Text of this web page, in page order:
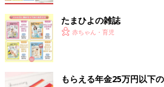
です。
決して完璧ではなくても良いので、子
て、会話の頻度をできるだけ増やして
「おかあさんには性の話をしてもいい
たまひよの雑誌
赤ちゃん・育児
もらえる年金25万円以下